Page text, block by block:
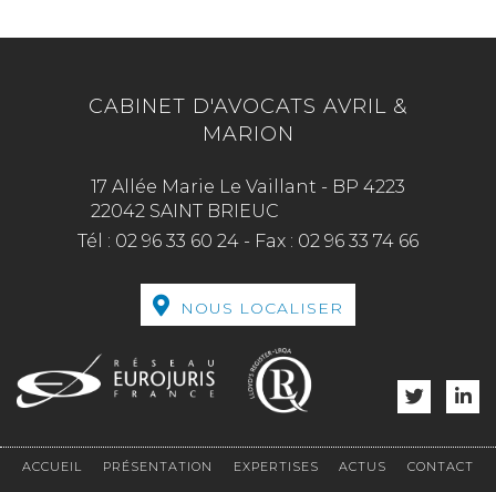
CABINET D'AVOCATS AVRIL &
MARION
17 Allée Marie Le Vaillant - BP 4223
22042 SAINT BRIEUC
Tél : 02 96 33 60 24 - Fax : 02 96 33 74 66
NOUS LOCALISER
ACCUEIL PRÉSENTATION EXPERTISES ACTUS CONTACT